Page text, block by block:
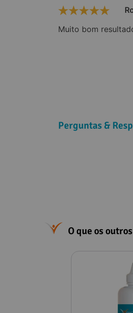
Referências
Dimalato de
Muito bom
Perguntas &
O que os